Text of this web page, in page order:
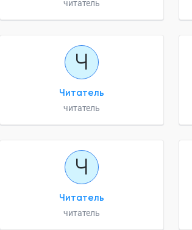
читатель
Ч
Читатель
читатель
Ч
Читатель
читатель